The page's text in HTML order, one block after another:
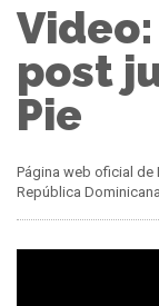
post
Pie
Página web oficial de
República Dominicana